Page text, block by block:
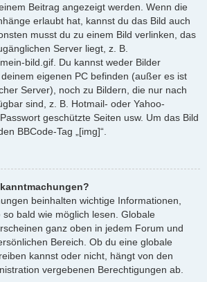
Beitrag angezeigt werden. Wenn die
erlaubt hat, kannst du das Bild auch
musst du zu einem Bild verlinken, das
Server liegt, z. B.
bild.gif. Du kannst weder Bilder
eigenen PC befinden (außer es ist
Server), noch zu Bildern, die nur nach
sind, z. B. Hotmail- oder Yahoo-
geschützte Seiten usw. Um das Bild
BBCode-Tag „[img]“.
beinhalten wichtige Informationen,
bald wie möglich lesen. Globale
ganz oben in jedem Forum und
Bereich. Ob du eine globale
kannst oder nicht, hängt von den
vergebenen Berechtigungen ab.